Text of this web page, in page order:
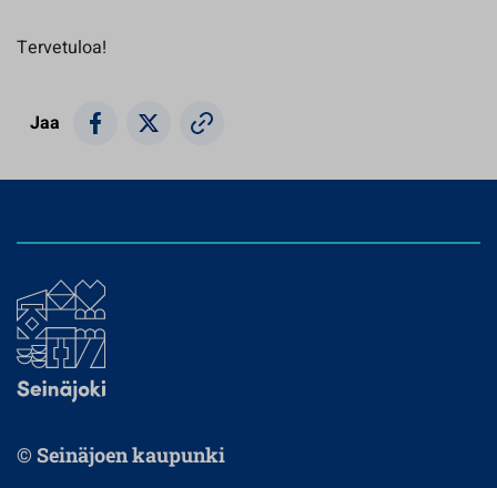
Tervetuloa!
Jaa
© Seinäjoen kaupunki